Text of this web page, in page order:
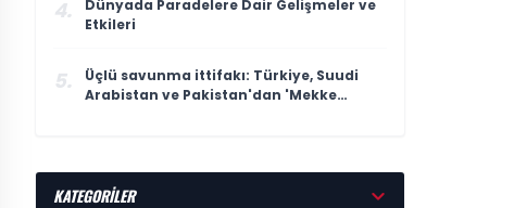
4.
Dünyada Paradelere Dair Gelişmeler ve
Etkileri
5.
Üçlü savunma ittifakı: Türkiye, Suudi
Arabistan ve Pakistan'dan 'Mekke
KATEGORİLER